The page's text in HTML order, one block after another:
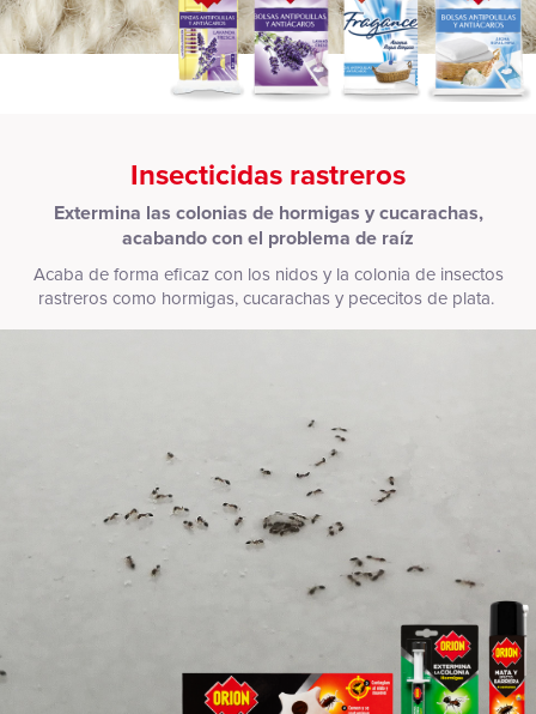
Insecticidas rastreros
Extermina las colonias de hormigas y cucarachas,
acabando con el problema de raíz
Acaba de forma eficaz con los nidos y la colonia de insectos
rastreros como hormigas, cucarachas y pececitos de plata.